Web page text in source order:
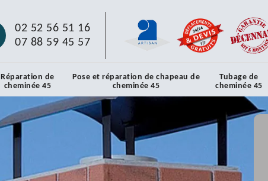
02 52 56 51 16
07 88 59 45 57
Réparation de
cheminée 45
Pose et réparation de chapeau de
cheminée 45
Tubage de
cheminée 45